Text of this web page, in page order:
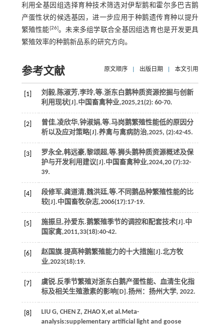
利用全基因组选择育种技术筛选对伊犁鹅和霍尔多巴吉鹅
产蛋性状的候选基因，进一步应用于种鹅遗传育种以提升
繁殖性能[26]。未来多组学联合全基因组选育也是开发更具
繁殖效率的种鹅新品系的研究方向。
参考文献 原文顺序 出版日期 本文引用
[1] 刘毅,陈淑芳,李玲,等.浙东白鹅种质资源挖掘与创新
利用现状[J].中国畜禽种业,2025,21(2): 60-70.
[2] 曾佳,凌欣华,钟淑娟,等.马岗鹅繁殖性能低的原因分
析以及应对策略[J].养禽与禽病防治,2025, (2):42-45.
[3] 罗永全,韩远豪,黎颂超,等.狮头鹅种质资源概述及保
护与开发利用建议[J].中国畜禽种业,2024,20(7):32-
39.
[4] 段修军,龚道清,魏洪廷,等.不同鹅品种繁殖性能的比
较[J].中国畜牧杂志,2006(17):17-19.
[5] 施振旦,孙爱东.鹅繁殖季节的调控和配套技术[J].中
国家禽,2011,33(18):40-42.
[6] 赵国旗.提高种鹅繁殖能力的十大措施[J].北方牧
业,2023(18):19.
[7]
虞锐.反季节繁殖对浙东白鹅产蛋性能、血清生化指
标及相关生殖激素的影响[D].扬州：扬州大学, 2022.
[8] LIU G, CHEN Z, ZHAO X,et al.Meta-
analysis:supplementary artificial light and goose